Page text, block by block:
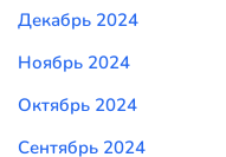
Декабрь 2024
Ноябрь 2024
Октябрь 2024
Сентябрь 2024